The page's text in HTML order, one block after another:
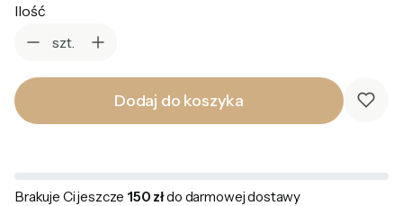
Ilość
szt.
Dodaj do koszyka
Brakuje Ci jeszcze 150 złdo darmowej dostawy